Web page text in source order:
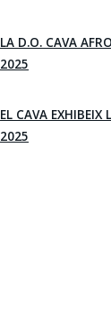
LA D.O. CAVA
2025
EL CAVA EXHIBEIX
2025